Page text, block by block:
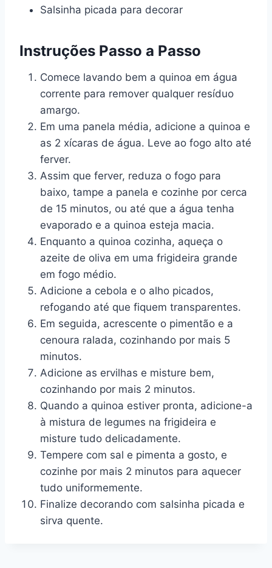
Salsinha picada para decorar
Instruções Passo a Passo
Comece lavando bem a quinoa em água
corrente para remover qualquer resíduo
amargo.
Em uma panela média, adicione a quinoa e
as 2 xícaras de água. Leve ao fogo alto até
ferver.
Assim que ferver, reduza o fogo para
baixo, tampe a panela e cozinhe por cerca
de 15 minutos, ou até que a água tenha
evaporado e a quinoa esteja macia.
Enquanto a quinoa cozinha, aqueça o
azeite de oliva em uma frigideira grande
em fogo médio.
Adicione a cebola e o alho picados,
refogando até que fiquem transparentes.
Em seguida, acrescente o pimentão e a
cenoura ralada, cozinhando por mais 5
minutos.
Adicione as ervilhas e misture bem,
cozinhando por mais 2 minutos.
Quando a quinoa estiver pronta, adicione-a
à mistura de legumes na frigideira e
misture tudo delicadamente.
Tempere com sal e pimenta a gosto, e
cozinhe por mais 2 minutos para aquecer
tudo uniformemente.
Finalize decorando com salsinha picada e
sirva quente.